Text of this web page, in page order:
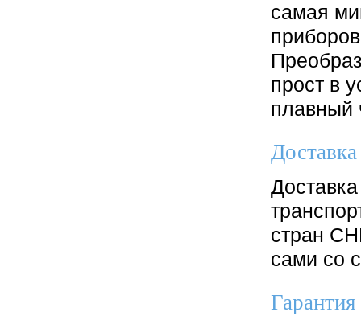
самая
прост в
плавный
Доставка
стран
сами со
Гарантия